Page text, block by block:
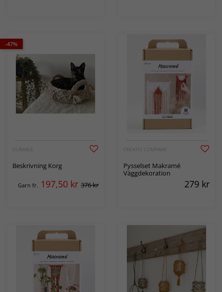
-47%
DURABLE
Beskrivning Korg
Garn fr. 197,50 kr 376 kr
CREATIV COMPANY
Pysselset Makramé
Väggdekoration
279 kr